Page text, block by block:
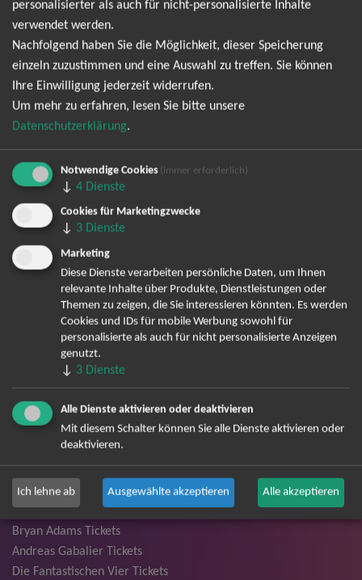
abonnieren und bin daher mit einer Speicherung meiner E-
entsprechend der
Newsletter kann ich jederzeit wieder abbestellen.
Bereits angemeldet? Hier können Sie sich abmelden ...
TOP-Events
André Rieu Tickets
David Garrett Tickets
Andrea Berg Tickets
Backstreet Boys Tickets
Santiano Tickets
Ina Müller Tickets
Bryan Adams Tickets
Andreas Gabalier Tickets
Die Fantastischen Vier Tickets
personalisierter als auch für nicht-personalisierte Inhalte
verwendet werden.
Nachfolgend haben Sie die Möglichkeit, dieser Speicherung
einzeln zuzustimmen und eine Auswahl zu treffen. Sie können
Ihre Einwilligung jederzeit widerrufen.
Um mehr zu erfahren, lesen Sie bitte unsere
Datenschutzerklärung.
Notwendige Cookies (immer erforderlich)
↓ 4 Dienste
Cookies für Marketingzwecke
↓ 3 Dienste
Marketing
Diese Dienste verarbeiten persönliche Daten, um Ihnen
relevante Inhalte über Produkte, Dienstleistungen oder
Themen zu zeigen, die Sie interessieren könnten. Es werden
Cookies und IDs für mobile Werbung sowohl für
personalisierte als auch für nicht personalisierte Anzeigen
genutzt.
↓ 3 Dienste
Alle Dienste aktivieren oder deaktivieren
Mit diesem Schalter können Sie alle Dienste aktivieren oder
deaktivieren.
Ich lehne ab Ausgewählte akzeptieren Alle akzeptieren